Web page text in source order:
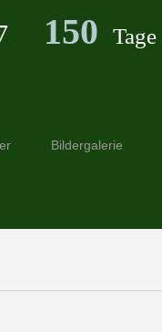
Bildergalerie
150 Tage